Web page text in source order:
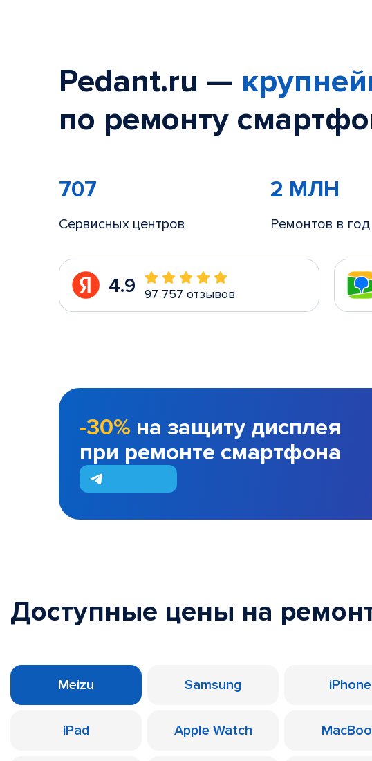
Pedant.ru —
по ремонту
707
Сервисных центров
2 МЛН
Ремонтов в год
4.9 97 757 отзывов
-30% на защиту дисплея
при ремонте смартфона
Доступные цены на
Meizu Samsung iPhone
iPad Apple Watch